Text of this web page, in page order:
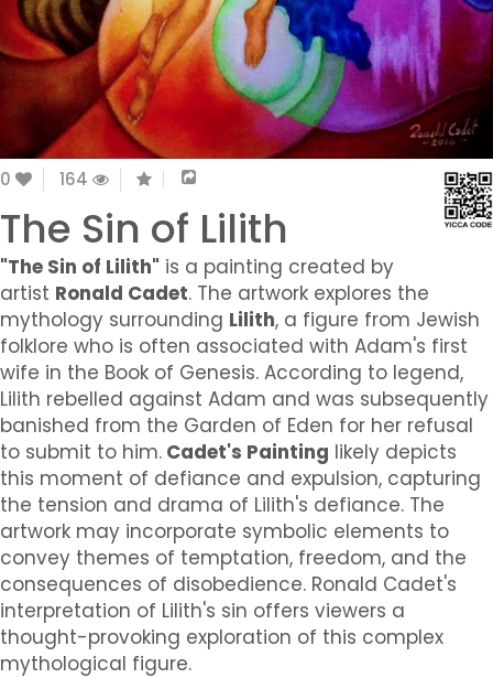
0 164
The Sin of Lilith
"The Sin of Lilith" is a painting created by
artist Ronald Cadet. The artwork explores the
mythology surrounding Lilith, a figure from Jewish
folklore who is often associated with Adam's first
wife in the Book of Genesis. According to legend,
Lilith rebelled against Adam and was subsequently
banished from the Garden of Eden for her refusal
to submit to him. Cadet's Painting likely depicts
this moment of defiance and expulsion, capturing
the tension and drama of Lilith's defiance. The
artwork may incorporate symbolic elements to
convey themes of temptation, freedom, and the
consequences of disobedience. Ronald Cadet's
interpretation of Lilith's sin offers viewers a
thought-provoking exploration of this complex
mythological figure.